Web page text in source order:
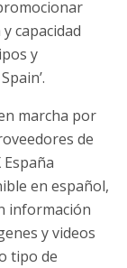
capacidad
y
marcha por
de
en español,
información
y videos
tipo de